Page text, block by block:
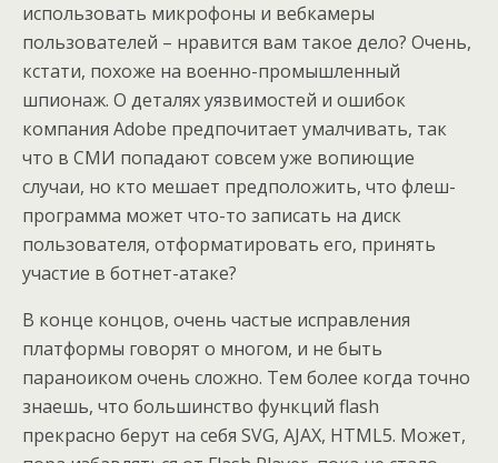
использовать микрофоны и вебкамеры
пользователей – нравится вам такое дело? Очень,
кстати, похоже на военно-промышленный
шпионаж. О деталях уязвимостей и ошибок
компания Adobe предпочитает умалчивать, так
что в СМИ попадают совсем уже вопиющие
случаи, но кто мешает предположить, что флеш-
программа может что-то записать на диск
пользователя, отформатировать его, принять
участие в ботнет-атаке?
В конце концов, очень частые исправления
платформы говорят о многом, и не быть
параноиком очень сложно. Тем более когда точно
знаешь, что большинство функций flash
прекрасно берут на себя SVG, AJAX, HTML5. Может,